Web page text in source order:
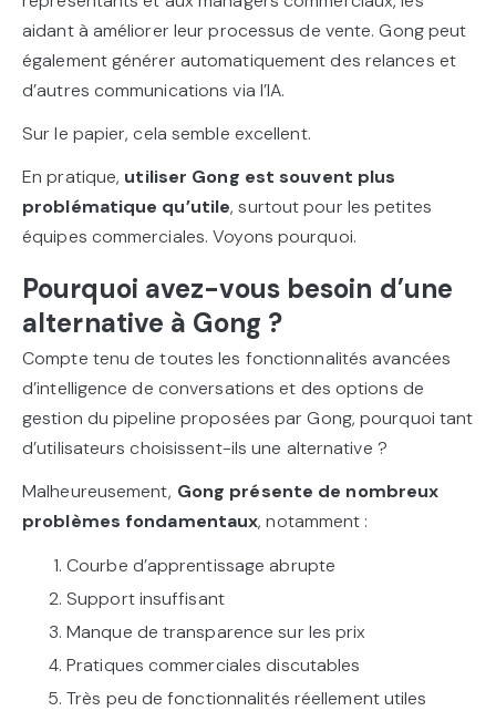
aidant à améliorer leur processus de vente. Gong peut
également générer automatiquement des relances et
d’autres communications via l’IA.
Sur le papier, cela semble excellent.
En pratique, utiliser Gong est souvent plus
problématique qu’utile, surtout pour les petites
équipes commerciales. Voyons pourquoi.
Pourquoi avez-vous besoin d’une
alternative à Gong ?
Compte tenu de toutes les fonctionnalités avancées
d’intelligence de conversations et des options de
gestion du pipeline proposées par Gong, pourquoi tant
d’utilisateurs choisissent-ils une alternative ?
Malheureusement, Gong présente de nombreux
problèmes fondamentaux, notamment :
Courbe d’apprentissage abrupte
Support insuffisant
Manque de transparence sur les prix
Pratiques commerciales discutables
Très peu de fonctionnalités réellement utiles